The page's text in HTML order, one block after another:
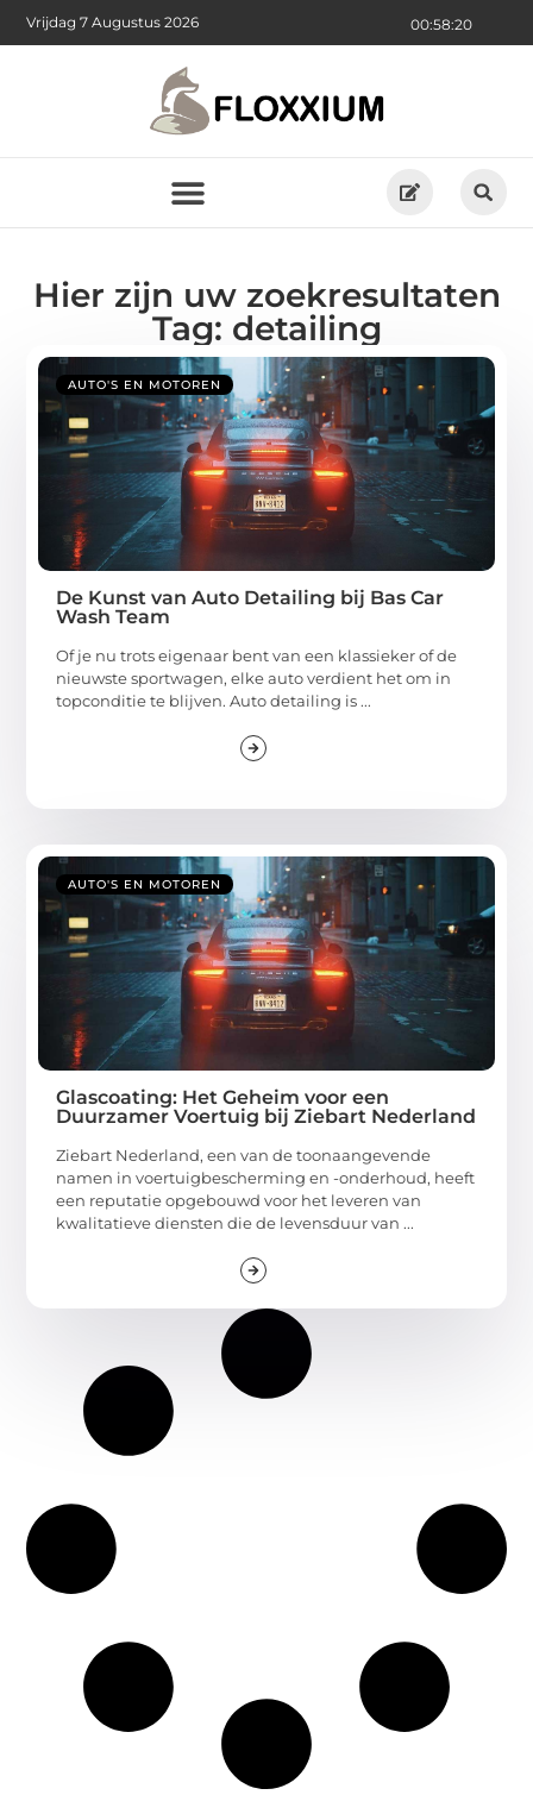
00:58:20
Vrijdag 7 Augustus 2026
Hier zijn uw zoekresultaten
Tag: detailing
AUTO'S EN MOTOREN
De Kunst van Auto Detailing bij Bas Car
Wash Team
Of je nu trots eigenaar bent van een klassieker of de
nieuwste sportwagen, elke auto verdient het om in
topconditie te blijven. Auto detailing is ...
AUTO'S EN MOTOREN
Glascoating: Het Geheim voor een
Duurzamer Voertuig bij Ziebart Nederland
Ziebart Nederland, een van de toonaangevende
namen in voertuigbescherming en -onderhoud, heeft
een reputatie opgebouwd voor het leveren van
kwalitatieve diensten die de levensduur van ...